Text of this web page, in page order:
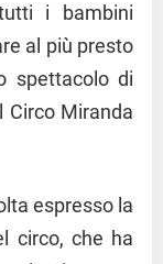
i bambini
al più presto
spettacolo di
Circo Miranda
espresso la
circo, che ha